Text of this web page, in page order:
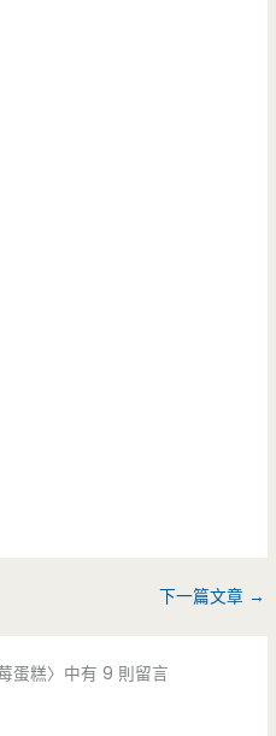
下一篇文章 →
蛋糕〉中有 9 則留言